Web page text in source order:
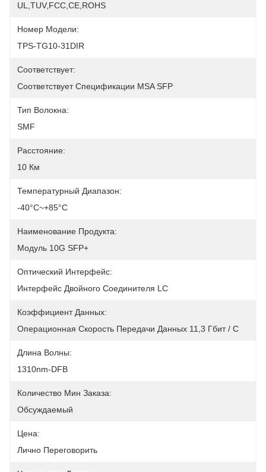
UL,TUV,FCC,CE,ROHS
Номер Модели:
TPS-TG10-31DIR
Соответствует:
Соответствует Спецификации MSA SFP
Тип Волокна:
SMF
Расстояние:
10 Км
Температурный Диапазон:
-40°C~+85°C
Наименование Продукта:
Модуль 10G SFP+
Оптический Интерфейс:
Интерфейс Двойного Соединителя LC
Коэффициент Данных:
Операционная Скорость Передачи Данных 11,3 Гбит / С
Длина Волны:
1310nm-DFB
Количество Мин Заказа:
Обсуждаемый
Цена:
Лично Переговорить